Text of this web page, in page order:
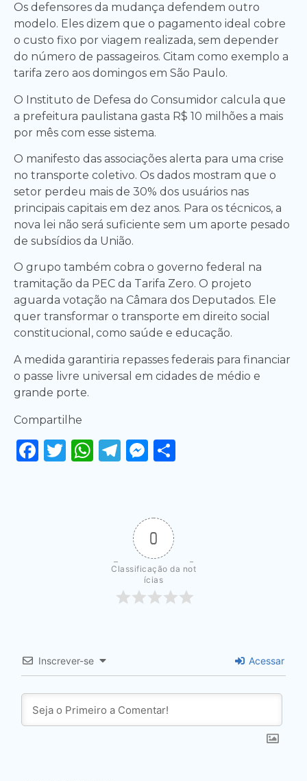
Os defensores da mudança defendem outro
modelo. Eles dizem que o pagamento ideal cobre
o custo fixo por viagem realizada, sem depender
do número de passageiros. Citam como exemplo a
tarifa zero aos domingos em São Paulo.
O Instituto de Defesa do Consumidor calcula que
a prefeitura paulistana gasta R$ 10 milhões a mais
por mês com esse sistema.
O manifesto das associações alerta para uma crise
no transporte coletivo. Os dados mostram que o
setor perdeu mais de 30% dos usuários nas
principais capitais em dez anos. Para os técnicos, a
nova lei não será suficiente sem um aporte pesado
de subsídios da União.
O grupo também cobra o governo federal na
tramitação da PEC da Tarifa Zero. O projeto
aguarda votação na Câmara dos Deputados. Ele
quer transformar o transporte em direito social
constitucional, como saúde e educação.
A medida garantiria repasses federais para financiar
o passe livre universal em cidades de médio e
grande porte.
Compartilhe
Facebook
Twitter
WhatsApp
Telegram
Messenger
0
Classificação da not
ícias
Inscrever-se Acessar